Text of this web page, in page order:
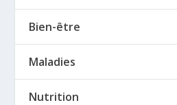
Bien-être
Maladies
Nutrition